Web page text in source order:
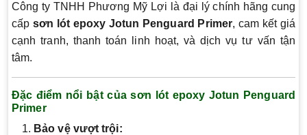
Công ty TNHH Phương Mỹ Lợi là đại lý chính hãng cung
cấp sơn lót epoxy Jotun Penguard Primer, cam kết giá
cạnh tranh, thanh toán linh hoạt, và dịch vụ tư vấn tận
tâm.
Đặc điểm nổi bật của sơn lót epoxy Jotun Penguard
Primer
Bảo vệ vượt trội: